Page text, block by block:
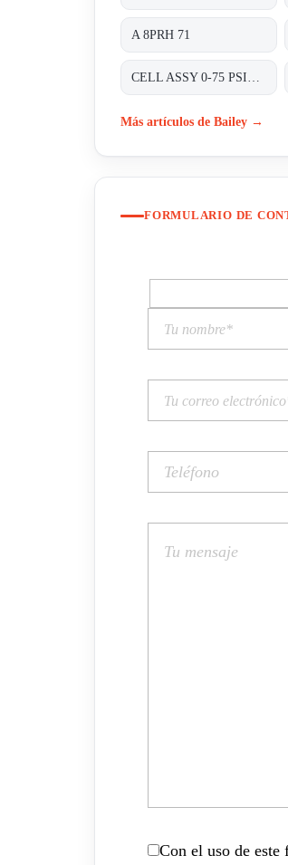
A 8PRH 71
Más artículos de Bailey →
FORMULARIO DE
Con el uso de este